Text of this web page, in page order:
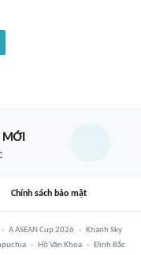
Chính sách bảo mật
A ASEAN Cup 2026
Khánh Sky
Hồ Văn Khoa Đình Bắc